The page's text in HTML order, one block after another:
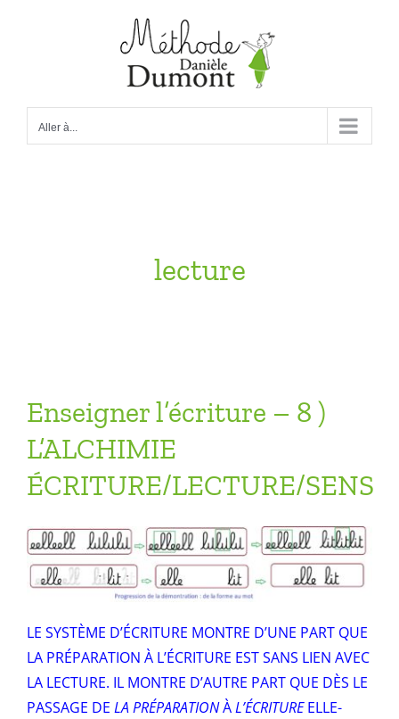
Aller à...
lecture
Enseigner l’écriture – 8 )
L’ALCHIMIE
ÉCRITURE/LECTURE/SENS
LE SYSTÈME D’ÉCRITURE MONTRE D’UNE PART QUE
LA PRÉPARATION À L’ÉCRITURE EST SANS LIEN AVEC
LA LECTURE. IL MONTRE D’AUTRE PART QUE DÈS LE
PASSAGE DE LA PRÉPARATIONÀL’ÉCRITUREELLE-